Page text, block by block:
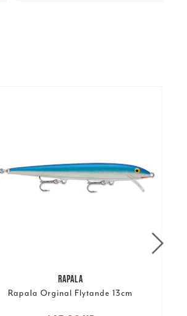
RAPALA
Rapala Orginal Flytande 13cm